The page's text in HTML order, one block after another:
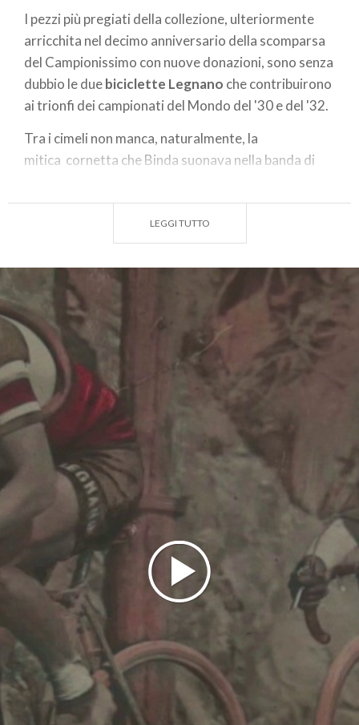
I pezzi più pregiati della collezione, ulteriormente
arricchita nel decimo anniversario della scomparsa
del Campionissimo con nuove donazioni, sono senza
dubbio le duebiciclette Legnano che contribuirono
ai trionfi dei campionati del Mondo del '30 e del '32.
Tra i cimeli non manca, naturalmente, la
mitica cornetta che Binda suonava nella banda di
Diplomi e riconoscimenti internazionali attestano la
fama raggiunta anche all'estero con la vittoria di
Campionati del Mondo e cinque Giri d'Italia
La collezione è completata da tabelloni che
riportano in ordine cronologico numerose
fotografie raffiguranti i momenti salienti della
carriera sportiva e della storia di un uomo. Si va dai
particolari quadretti sulle Sei Giorni al Madison
Square Garden di New York, alle immagini che
testimoniano le condizioni in cui si svolgevano le
corse: è la documentazione, non solo sportiva, di
un'epoca.
L'esposizione raccoglie infine i ricordi legati alla
ventennale carriera di Commissario Tecnico della
Nazionale italiana di ciclismo.
Il Museo Binda fa parte del "Club Italia Musei del
Ciclismo" con il quale collabora attivamente per
promuovere la conoscenza della storia e della
cultura del popolarissimo sport della bicicletta. Ogni
LEGGI TUTTO